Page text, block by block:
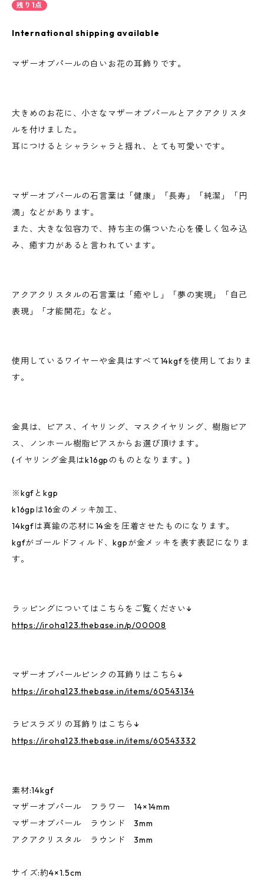
残り1点
International shipping available
マザーオブパールの白いお花の耳飾りです。
大きめのお花に、小さなマザーオブパールとアクアクリスタ
ルを付けました。
耳につけるとシャラシャラと揺れ、とても可愛いです。
マザーオブパールの石言葉は「健康」「長寿」「純潔」「円
満」などがあります。
また、大きな包容力で、持ち主の傷ついた心を優しく包み込
み、癒す力があると言われています。
アクアクリスタルの石言葉は「癒やし」「夢の実現」「自己
表現」「才能開花」など。
使用しているワイヤーや金具はすべて14kgfを使用しておりま
す。
金具は、ピアス、イヤリング、マスクイヤリング、樹脂ピア
ス、ノンホール樹脂ピアスからお選び頂けます。
(イヤリング金具はk16gpのものとなります。)
※kgfとkgp
k16gpは16金のメッキ加工、
14kgfは真鍮の芯材に14金を圧着させたものになります。
kgfがゴールドフィルド、kgpが金メッキを表す表記になりま
す。
ラッピングについてはこちらをご覧ください↓
https://iroha123.thebase.in/p/00008
マザーオブパールピンクの耳飾りはこちら↓
https://iroha123.thebase.in/items/60543134
ラピスラズリの耳飾りはこちら↓
https://iroha123.thebase.in/items/60543332
素材:14kgf
マザーオブパール フラワー 14×14mm
マザーオブパール ラウンド 3mm
アクアクリスタル ラウンド 3mm
サイズ:約4×1.5cm